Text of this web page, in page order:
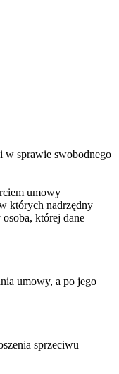
w sprawie swobodnego
umowy
których nadrzędny
której dane
umowy, a po jego
sprzeciwu